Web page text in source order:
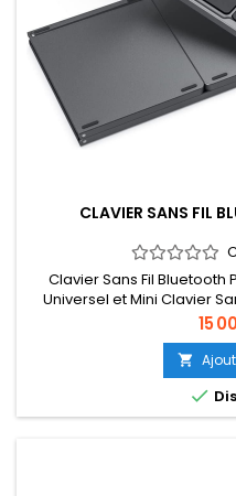
CLAVIER SANS FIL
Clavier Sans Fil Bluetooth
Universel et Mini Clavier
Prix
15

